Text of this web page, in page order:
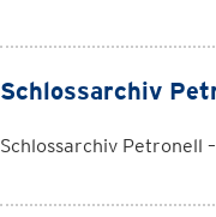
Schlossarchiv
Schlossarchiv Petronell